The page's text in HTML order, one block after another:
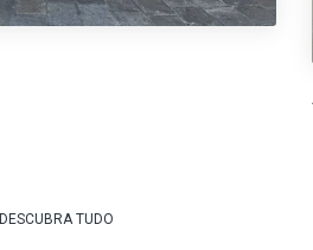
DESCUBRA TUDO